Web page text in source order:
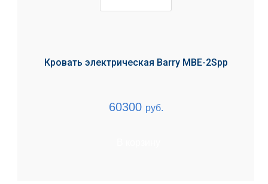
Кровать электрическая Barry MBE-2Spp
60300 руб.